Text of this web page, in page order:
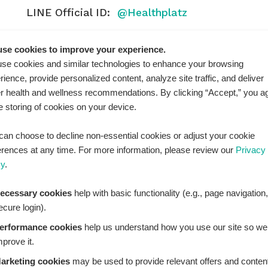
LINE Official ID: @Healthplatz
https://lin.ee/sqNlLtc
is a registered trademark of Adbrandture Co.,
for informational purposes only. Healthplatz does
cookies to improve your experience.
cookies and similar technologies to enhance your browsing
provide personalized content, analyze site traffic, and deliver
health and wellness recommendations. By clicking “Accept,” you
storing of cookies on your device.
choose to decline non-essential cookies or adjust your cookie
at any time. For more information, please review our Privacy
.
cookies help with basic functionality (e.g., page navigation,
login).
cookies help us understand how you use our site so
it.
cookies may be used to provide relevant offers and